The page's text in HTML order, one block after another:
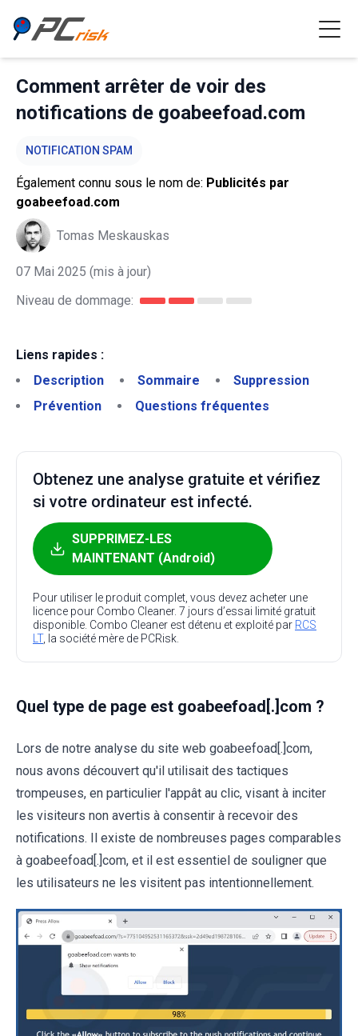
Comment arrêter de voir des
notifications de goabeefoad.com
NOTIFICATION SPAM
Également connu sous le nom de: Publicités par
goabeefoad.com
Tomas Meskauskas
07 Mai 2025 (mis à jour)
Niveau de dommage:
Liens rapides :
Description
Sommaire
Suppression
Prévention
Questions fréquentes
Obtenez une analyse gratuite et vérifiez
si votre ordinateur est infecté.
SUPPRIMEZ-LES
MAINTENANT (Android)
Pour utiliser le produit complet, vous devez acheter une
licence pour Combo Cleaner. 7 jours d’essai limité gratuit
disponible. Combo Cleaner est détenu et exploité par RCS
LT, la société mère de PCRisk.
Quel type de page est goabeefoad[.]com ?
Lors de notre analyse du site web goabeefoad[.]com,
nous avons découvert qu'il utilisait des tactiques
trompeuses, en particulier l'appât au clic, visant à inciter
les visiteurs non avertis à consentir à recevoir des
notifications. Il existe de nombreuses pages comparables
à goabeefoad[.]com, et il est essentiel de souligner que
les utilisateurs ne les visitent pas intentionnellement.